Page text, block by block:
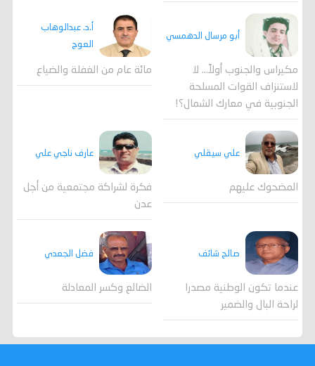
أبو مرسال الدهمسي
مكيراس والجنوب أولاً... لا
لاستنزاف القوات المسلحة
الجنوبية في معارك الشمال؟!
أ.د. عبدالوهاب
العوج
مائة عام من الغفلة والضياع
علي سيقلي
المضحوك عليهم
عارف ناجي علي
فكرة لشراكة مجتمعية من أجل
عدن
صالح شائف
عندما تكون الوطنية مصدرا
لراحة البال والضمير
فضل الجعدي
الضالع وكسر المعادلة